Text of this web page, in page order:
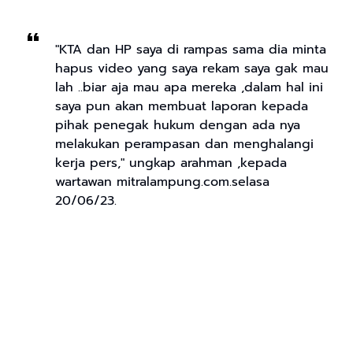
"KTA dan HP saya di rampas sama dia minta
hapus video yang saya rekam saya gak mau
lah ..biar aja mau apa mereka ,dalam hal ini
saya pun akan membuat laporan kepada
pihak penegak hukum dengan ada nya
melakukan perampasan dan menghalangi
kerja pers," ungkap arahman ,kepada
wartawan mitralampung.com.selasa
20/06/23.